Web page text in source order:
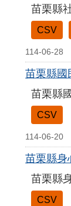
苗栗縣
CSV
114-06-28
苗栗縣國
苗栗縣
CSV
114-06-20
苗栗縣身
苗栗縣
CSV